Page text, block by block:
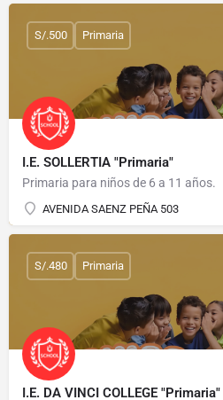
I.E. SOLLERTIA "Primaria"
Primaria para niños de 6 a 11 años.
AVENIDA SAENZ PEÑA 503
S/.500 Primaria
I.E. DA VINCI COLLEGE "Primaria"
S/.480 Primaria